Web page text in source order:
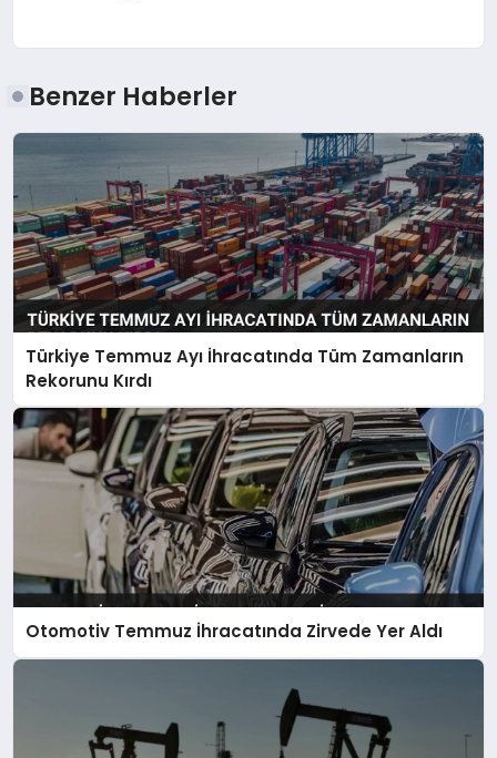
Benzer Haberler
Türkiye Temmuz Ayı İhracatında Tüm Zamanların
Rekorunu Kırdı
Otomotiv Temmuz İhracatında Zirvede Yer Aldı